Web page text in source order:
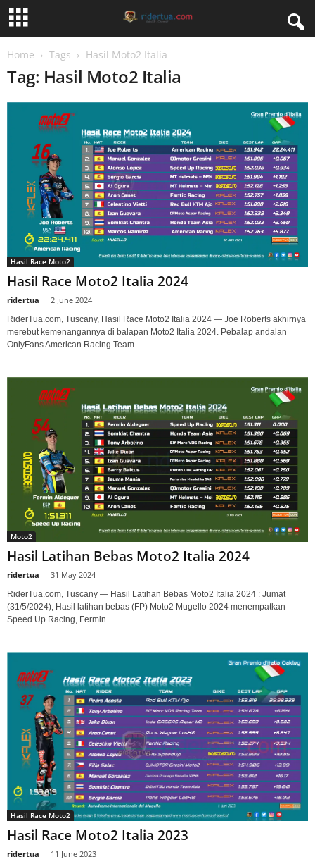
Home Tags Hasil Moto2 Italia
Tag: Hasil Moto2 Italia
Hasil Race Moto2
Hasil Race Moto2 Italia 2024
ridertua 2 June 2024
RiderTua.com, Tuscany, Hasil Race Moto2 Italia 2024 — Joe Roberts akhirnya
merebut kemenangannya di balapan Moto2 Italia 2024. Pebalap andalan
OnlyFans American Racing Team...
Moto2
Hasil Latihan Bebas Moto2 Italia 2024
ridertua 31 May 2024
RiderTua.com, Tuscany — Hasil Latihan Bebas Moto2 Italia 2024 : Jumat
(31/5/2024), Hasil latihan bebas (FP) Moto2 Mugello 2024 menempatkan
Speed Up Racing, Fermin...
Hasil Race Moto2
Hasil Race Moto2 Italia 2023
ridertua 11 June 2023